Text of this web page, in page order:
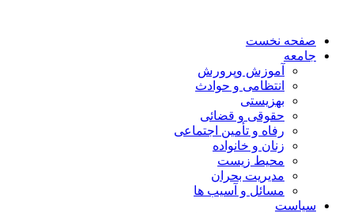
صفحه نخست
جامعه
آموزش وپرورش
انتظامی و حوادث
بهزیستی
حقوقی و قضائی
رفاه و تأمین اجتماعی
زنان و خانواده
محیط زیست
مدیریت بحران
مسائل و آسیب ها
سیاست